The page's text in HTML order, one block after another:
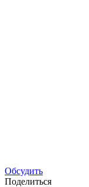
Обсудить
Поделиться